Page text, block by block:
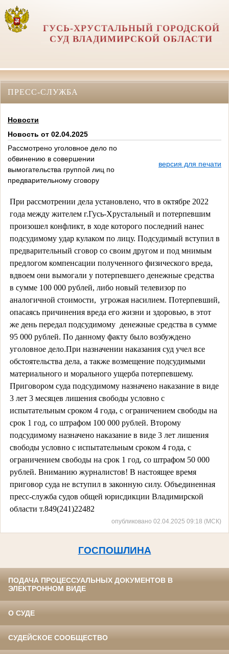
ГУСЬ-ХРУСТАЛЬНЫЙ ГОРОДСКОЙ
СУД ВЛАДИМИРСКОЙ ОБЛАСТИ
ПРЕСС-СЛУЖБА
Новости
Новость от 02.04.2025
Рассмотрено уголовное дело по
обвинению в совершении
вымогательства группой лиц по
предварительному сговору
версия для печати
При рассмотрении дела установлено, что в октябре 2022
года между жителем г.Гусь-Хрустальный и потерпевшим
произошел конфликт, в ходе которого последний нанес
подсудимому удар кулаком по лицу. Подсудимый вступил в
предварительный сговор со своим другом и под мнимым
предлогом компенсации полученного физического вреда,
вдвоем они вымогали у потерпевшего денежные средства
в сумме 100 000 рублей, либо новый телевизор по
аналогичной стоимости, угрожая насилием. Потерпевший,
опасаясь причинения вреда его жизни и здоровью, в этот
же день передал подсудимому денежные средства в сумме
95 000 рублей. По данному факту было возбуждено
уголовное дело.При назначении наказания суд учел все
обстоятельства дела, а также возмещение подсудимыми
материального и морального ущерба потерпевшему.
Приговором суда подсудимому назначено наказание в виде
3 лет 3 месяцев лишения свободы условно с
испытательным сроком 4 года, с ограничением свободы на
срок 1 год, со штрафом 100 000 рублей. Второму
подсудимому назначено наказание в виде 3 лет лишения
свободы условно с испытательным сроком 4 года, с
ограничением свободы на срок 1 год, со штрафом 50 000
рублей. Вниманию журналистов! В настоящее время
приговор суда не вступил в законную силу. Объединенная
пресс-служба судов общей юрисдикции Владимирской
области т.849(241)22482
опубликовано 02.04.2025 09:18 (МСК)
ГОСПОШЛИНА
ПОДАЧА ПРОЦЕССУАЛЬНЫХ ДОКУМЕНТОВ В
ЭЛЕКТРОННОМ ВИДЕ
О СУДЕ
СУДЕЙСКОЕ СООБЩЕСТВО